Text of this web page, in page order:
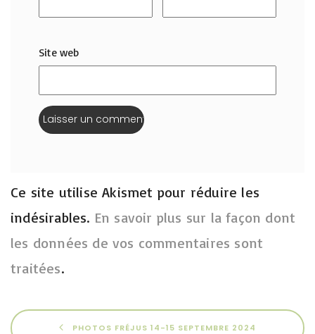
Site web
Ce site utilise Akismet pour réduire les
indésirables. En savoir plus sur la façon dont
les données de vos commentaires sont
traitées.
PHOTOS FRÉJUS 14-15 SEPTEMBRE 2024